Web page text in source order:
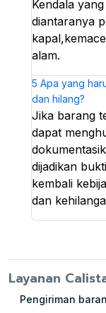
Kendala
diantaranya
alam.
5 Apa yang
dan hilang?
Jika barang
dapat
dijadikan
kembali
dan
Layanan
Pengiriman